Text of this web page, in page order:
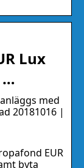
Lux
…
med
20181016 |
EUR
byta